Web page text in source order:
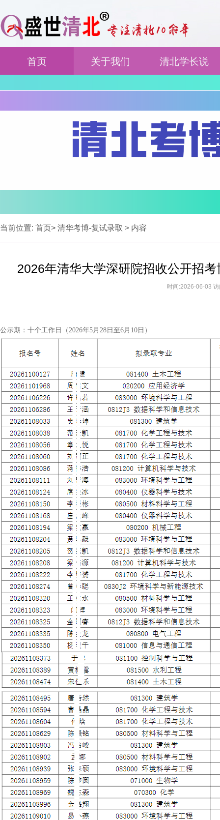
首页 关于我们 清北学长说
当前位置: 首页> 清华考博-复试录取 > 内容
2026年清华大学深研院招收公开招
时间:2026-06-03
公示期：十个工作日（2026年5月28日至6月10日）